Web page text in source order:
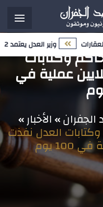
وزير العدل يعتمد 12 تعيينًا قياديًا ضمن مسار تمكين الكفاءات الوطنية وتعزيز النضج المؤسسي
وكتابات
نفذت 3.3 ملايين عملية في
الأخبار
وكتابات العدل نفذت